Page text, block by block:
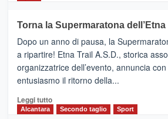
BROOKS
SuperMaratona
dell’Etna,
presentata
l’edizione
2026
Torna la Supermaratona dell’Etna
Dopo un anno di pausa, la
a ripartire! Etna Trail A.S.D., storica
organizzatrice dell’evento, annuncia
entusiasmo il ritorno della...
Leggi tuttoLeggi
Alcantara Secondo taglio Sport